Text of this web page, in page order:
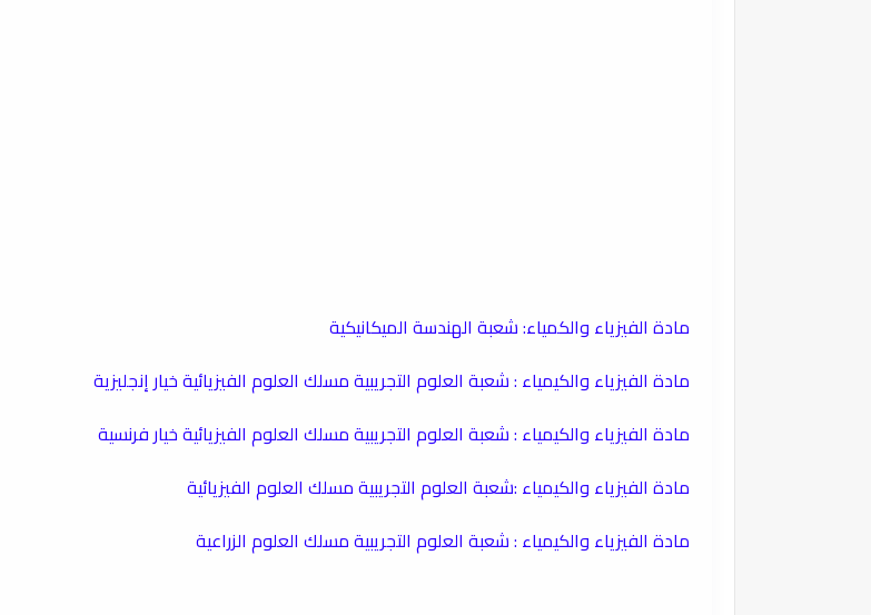
​مادة الفيزياء والكمياء: شعبة الهندسة الميكانيكية
​مادة الفيزياء والكيمياء : شعبة العلوم التجريبية مسلك العلوم الفيزيائية خيار إنجليزية
مادة الفيزياء والكيمياء : شعبة العلوم التجريبية مسلك العلوم الفيزيائية خيار فرنسية
​مادة الفيزياء والكيمياء :شعبة العلوم التجريبية مسلك العلوم الفيزيائية
​مادة الفيزياء والكيمياء : شعبة العلوم التجريبية مسلك العلوم الزراعية